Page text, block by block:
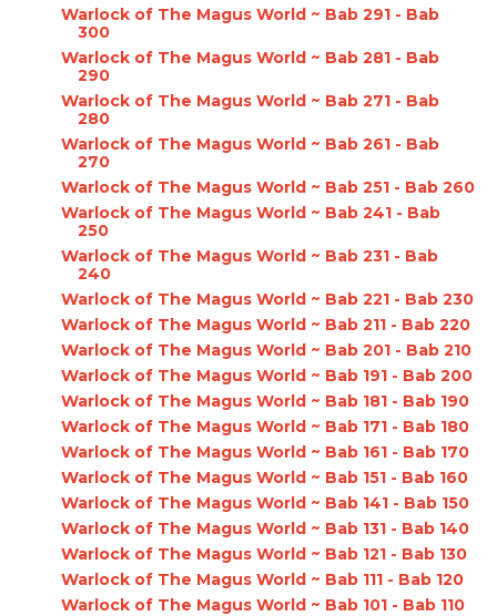
Warlock of The Magus World ~ Bab 291 - Bab
300
Warlock of The Magus World ~ Bab 281 - Bab
290
Warlock of The Magus World ~ Bab 271 - Bab
280
Warlock of The Magus World ~ Bab 261 - Bab
270
Warlock of The Magus World ~ Bab 251 - Bab 260
Warlock of The Magus World ~ Bab 241 - Bab
250
Warlock of The Magus World ~ Bab 231 - Bab
240
Warlock of The Magus World ~ Bab 221 - Bab 230
Warlock of The Magus World ~ Bab 211 - Bab 220
Warlock of The Magus World ~ Bab 201 - Bab 210
Warlock of The Magus World ~ Bab 191 - Bab 200
Warlock of The Magus World ~ Bab 181 - Bab 190
Warlock of The Magus World ~ Bab 171 - Bab 180
Warlock of The Magus World ~ Bab 161 - Bab 170
Warlock of The Magus World ~ Bab 151 - Bab 160
Warlock of The Magus World ~ Bab 141 - Bab 150
Warlock of The Magus World ~ Bab 131 - Bab 140
Warlock of The Magus World ~ Bab 121 - Bab 130
Warlock of The Magus World ~ Bab 111 - Bab 120
Warlock of The Magus World ~ Bab 101 - Bab 110